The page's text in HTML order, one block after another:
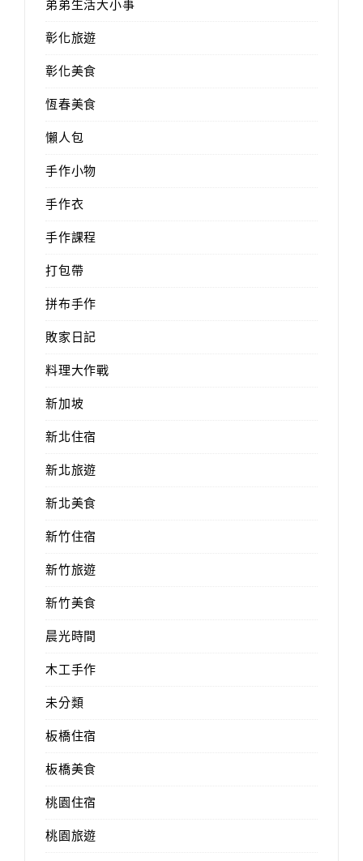
弟弟生活大小事
彰化旅遊
彰化美食
恆春美食
懶人包
手作小物
手作衣
手作課程
打包帶
拼布手作
敗家日記
料理大作戰
新加坡
新北住宿
新北旅遊
新北美食
新竹住宿
新竹旅遊
新竹美食
晨光時間
木工手作
未分類
板橋住宿
板橋美食
桃園住宿
桃園旅遊